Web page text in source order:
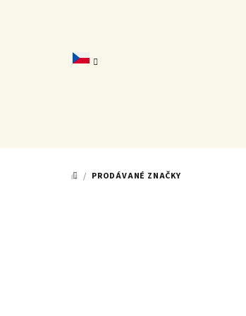
DOMŮ
/ PRODÁVANÉ ZNAČKY